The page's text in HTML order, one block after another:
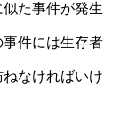
た事件が発生
件には生存者
なければいけ